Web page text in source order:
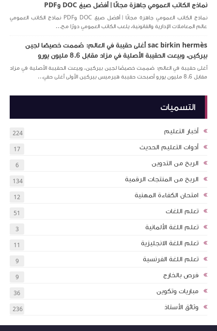
نماذج الكاتب العمومي جاهزة مجانًا | أفضل صيغ DOC وPDF
نماذج الكاتب العمومي جاهزة مجانًا | أفضل صيغ DOC وPDF نماذج الكاتب العمومي
عالم المعاملات الإدارية والقانونية، يلعب الكاتب العمومي دورًا مح...
sac birkin hermès أغلى حقيبة في العالم: صُممت خصيصًا لجين
بيركين، وبيعت الحقيبة الأصلية في مزاد مقابل 8.6 مليون يورو
أغلى حقيبة في العالم: صُممت خصيصًا لجين بيركين، وبيعت الحقيبة الأصلية في مزاد
مقابل 8.6 مليون يورو أصبحت حقيبة هيرميس بيركين الأولى أغلى حقي...
التسميات
أخبار التعليم 224
أدوات التعليم الحديث 17
الربح من التدوين 6
الربح من المنتجات الرقمية 134
امتحان الكفاءة المهنية 12
تعلم اللغات 51
تعلم اللغة الألمانية 3
تعلم اللغة الانجليزية 11
تعلم اللغة الفرنسية 9
فرص بالخارج 9
مباريات وتكوين 36
وثائق الأستاذ 236